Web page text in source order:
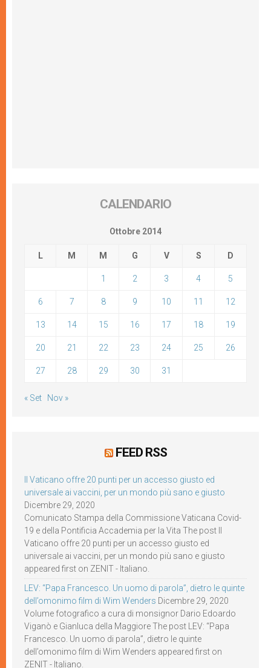
CALENDARIO
Ottobre 2014
L M M G V S D
1 2 3 4 5
6 7 8 9 10 11 12
13 14 15 16 17 18 19
20 21 22 23 24 25 26
27 28 29 30 31
« Set Nov »
FEED RSS
Il Vaticano offre 20 punti per un accesso giusto ed
universale ai vaccini, per un mondo più sano e giusto
Dicembre 29, 2020
Comunicato Stampa della Commissione Vaticana Covid-
19 e della Pontificia Accademia per la Vita The post Il
Vaticano offre 20 punti per un accesso giusto ed
universale ai vaccini, per un mondo più sano e giusto
appeared first on ZENIT - Italiano.
LEV: “Papa Francesco. Un uomo di parola”, dietro le quinte
dell’omonimo film di Wim Wenders Dicembre 29, 2020
Volume fotografico a cura di monsignor Dario Edoardo
Viganò e Gianluca della Maggiore The post LEV: “Papa
Francesco. Un uomo di parola”, dietro le quinte
dell’omonimo film di Wim Wenders appeared first on
ZENIT - Italiano.